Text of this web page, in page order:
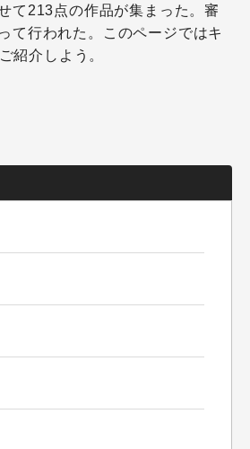
て213点の作品が集まった。審
て行われた。このページではキ
紹介しよう。